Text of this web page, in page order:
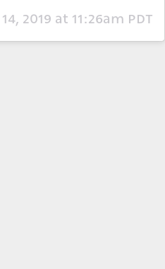
2019 at 11:26am PDT